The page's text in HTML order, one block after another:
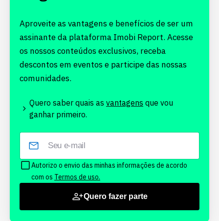
Aproveite as vantagens e benefícios de ser um
assinante da plataforma Imobi Report. Acesse
os nossos conteúdos exclusivos, receba
descontos em eventos e participe das nossas
comunidades.
Quero saber quais as vantagens que vou
ganhar primeiro.
Autorizo o envio das minhas informações de acordo
com os Termos de uso.
Quero fazer parte